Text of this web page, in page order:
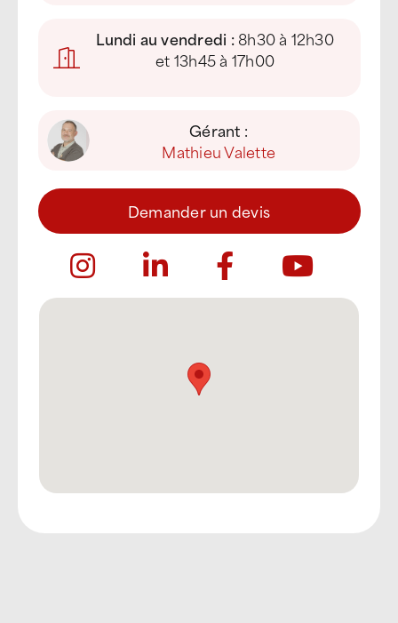
Lundi au vendredi :8h30 à 12h30
et 13h45 à 17h00
Gérant :
Mathieu Valette
Demander un devis